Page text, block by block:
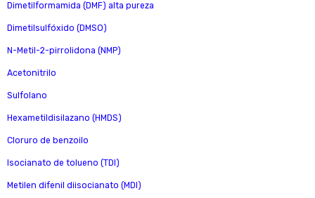
Dimetilformamida (DMF) alta pureza
Dimetilsulfóxido (DMSO)
N-Metil-2-pirrolidona (NMP)
Acetonitrilo
Sulfolano
Hexametildisilazano (HMDS)
Cloruro de benzoilo
Isocianato de tolueno (TDI)
Metilen difenil diisocianato (MDI)